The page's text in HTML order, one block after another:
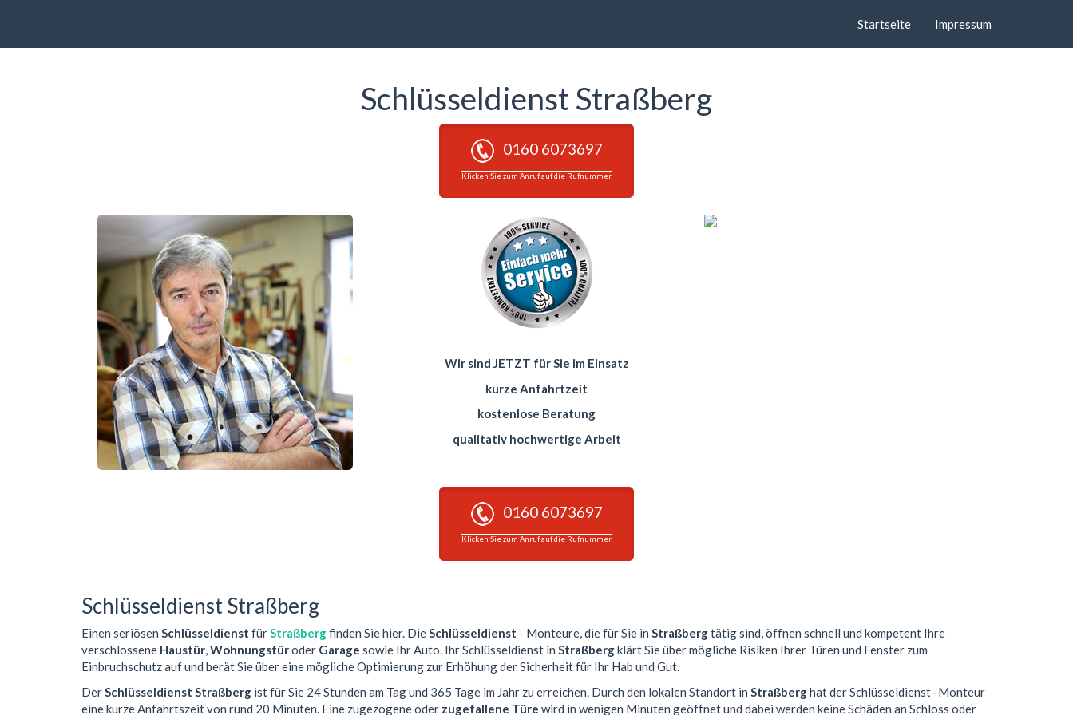
Startseite Impressum
Schlüsseldienst Straßberg
0160 6073697
Klicken Sie zum Anruf auf die Rufnummer
Wir sind JETZT für Sie im Einsatz
kurze Anfahrtzeit
kostenlose Beratung
qualitativ hochwertige Arbeit
0160 6073697
Klicken Sie zum Anruf auf die Rufnummer
Schlüsseldienst Straßberg
Einen seriösen Schlüsseldienst fürStraßbergfinden Sie hier. DieSchlüsseldienst - Monteure, die für Sie in Straßbergtätig sind, öffnen schnell und kompetent Ihre
verschlossene Haustür,Wohnungstüroder Garage sowie Ihr Auto. Ihr Schlüsseldienst in Straßbergklärt Sie über mögliche Risiken Ihrer Türen und Fenster zum
Einbruchschutz auf und berät Sie über eine mögliche Optimierung zur Erhöhung der Sicherheit für Ihr Hab und Gut.
DerSchlüsseldienst Straßberg ist für Sie 24 Stunden am Tag und 365 Tage im Jahr zu erreichen. Durch den lokalen Standort in Straßberghat der Schlüsseldienst- Monteur
eine kurze Anfahrtszeit von rund 20 Minuten. Eine zugezogene oder zugefallene Türe wird in wenigen Minuten geöffnet und dabei werden keine Schäden an Schloss oder